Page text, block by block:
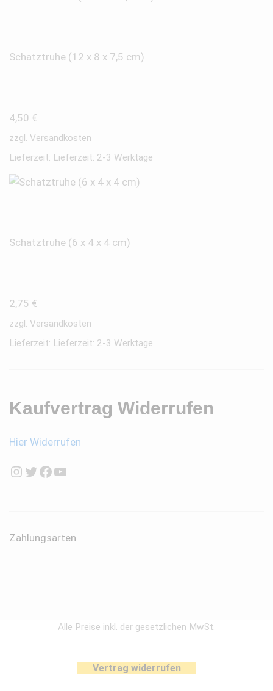
Schatztruhe (12 x 8 x 7,5 cm)
4,50 €
zzgl. Versandkosten
Lieferzeit: Lieferzeit: 2-3 Werktage
Schatztruhe (6 x 4 x 4 cm)
2,75 €
zzgl. Versandkosten
Lieferzeit: Lieferzeit: 2-3 Werktage
Kaufvertrag Widerrufen
Hier Widerrufen
Instagram
Twitter
Facebook
YouTube
Zahlungsarten
Alle Preise inkl. der gesetzlichen MwSt.
Vertrag widerrufen